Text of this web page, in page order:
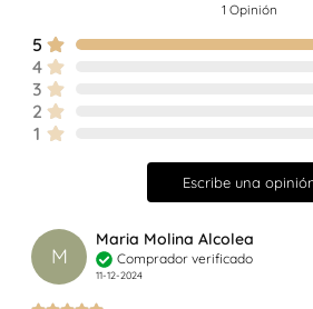
1 Opinión
5
4
3
2
1
Escribe una
M
Maria Molina Alcolea
Comprador verificado
11-12-2024